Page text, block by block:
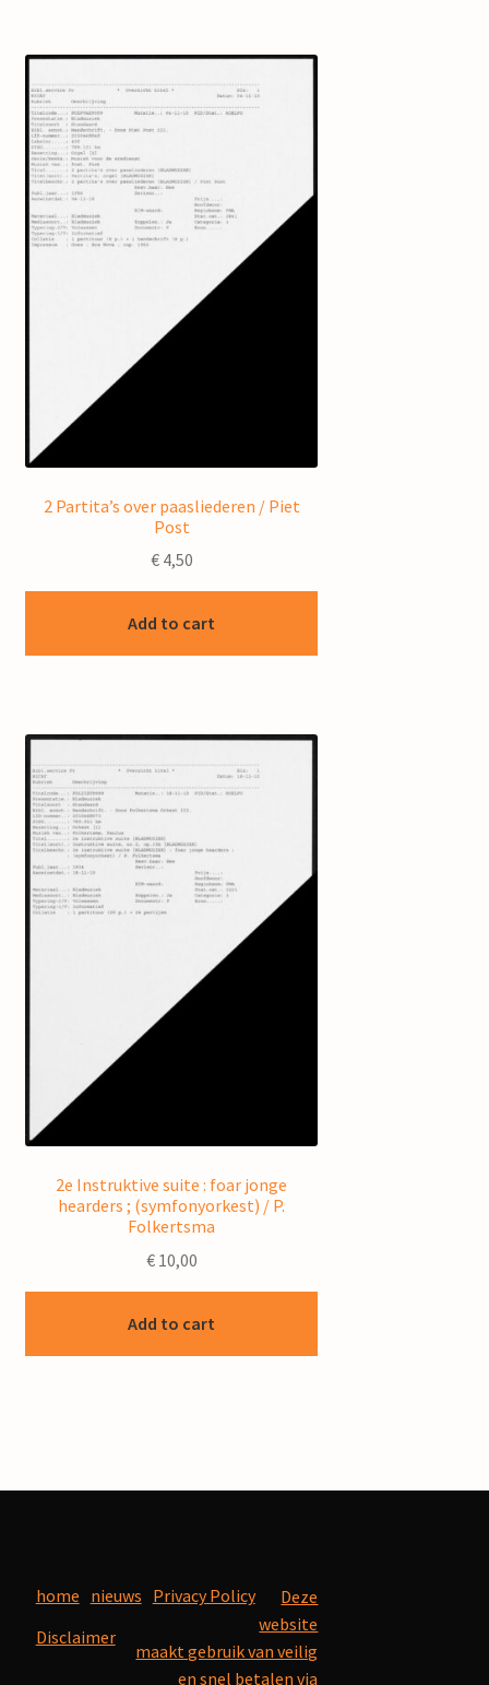
2 Partita’s over paasliederen / Piet
Post
€4,50
Add to cart
2e Instruktive suite : foar jonge
hearders ; (symfonyorkest) / P.
Folkertsma
€10,00
Add to cart
home nieuws Privacy Policy
Disclaimer
Deze
website
maakt gebruik van veilig
en snel betalen via